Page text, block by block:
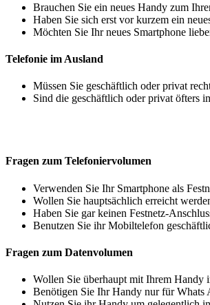
Brauchen Sie ein neues Handy zum
Haben Sie sich erst vor kurzem ein
Möchten Sie Ihr neues Smartphone
Telefonie im Ausland
Müssen Sie geschäftlich oder privat
Sind die geschäftlich oder privat öfters
Fragen zum Telefoniervolumen
Verwenden Sie Ihr Smartphone als
Wollen Sie hauptsächlich erreicht
Haben Sie gar keinen Festnetz-
Benutzen Sie ihr Mobiltelefon
Fragen zum Datenvolumen
Wollen Sie überhaupt mit Ihrem Handy
Benötigen Sie Ihr Handy nur für Whats